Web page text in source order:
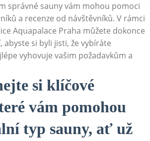
správné sauny vám mohou pomoci
a recenze od ⁤návštěvníků. V rámci
Aquapalace Praha můžete dokonce
⁣abyste​ si byli jisti, ​že ‌vybíráte
vyhovuje vašim požadavkům a
si klíčové
vám⁤ pomohou
typ⁣ sauny, ​ať ​už